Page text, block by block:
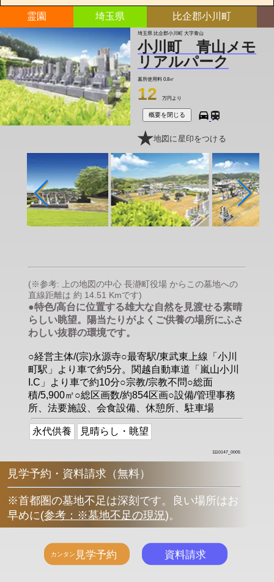
霊園 埼玉県 比企郡小川町
埼玉県 比企郡小川町 大字青山
小川町 青山メモ
リアルパーク
墓所使用料 0.8㎡
12 万円より
概要を閉じる
地図に星印をつける
(※参考: 上の地図の中心 長瀞町役場 からこの墓地への
直線距離は 約 14.51 Kmです)
●特色/高台に位置する雄大な自然を見渡せる素晴
らしい眺望。陽当たりがよくご供養の場所にふさ
わしい抜群の環境です。
○経営主体/(宗)永源寺○最寄駅/東武東上線「小川
町駅」より車で約5分。関越自動車道「嵐山小川
I.C」より車で約10分○宗教/宗教不問○総面
積/5,900㎡○総区画数/約854区画○設備/管理事務
所、法要施設、会食設備、休憩所、駐車場
永代供養 見晴らし・眺望
1110147_0005
見学予約・資料請求（無料）
※首都圏の墓地不足は深刻です。良い場所はお
早めに(参考：※墓地不足の現況)。